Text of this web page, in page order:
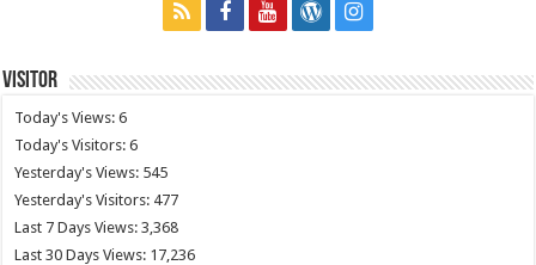
Visitor
Today's Views:6
Today's Visitors:6
Yesterday's Views: 545
Yesterday's Visitors: 477
Last 7 Days Views:3,368
Last 30 Days Views: 17,236